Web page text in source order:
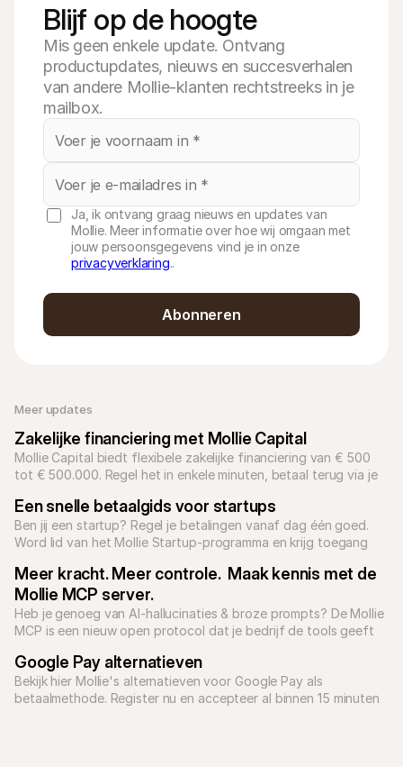
Meer updates
Zakelijke financiering met Mollie Capital
Mollie Capital biedt flexibele zakelijke financiering van € 500
tot € 500.000. Regel het in enkele minuten, betaal terug via je
Een snelle betaalgids voor startups
Ben jij een startup? Regel je betalingen vanaf dag één goed.
Word lid van het Mollie Startup-programma en krijg toegang
Meer kracht. Meer controle.  Maak kennis met de
Mollie MCP server.
Heb je genoeg van AI-hallucinaties & broze prompts? De Mollie
MCP is een nieuw open protocol dat je bedrijf de tools geeft
Google Pay alternatieven
Bekijk hier Mollie's alternatieven voor Google Pay als
betaalmethode. Register nu en accepteer al binnen 15 minuten
Blijf op de hoogte
Mis geen enkele update. Ontvang
productupdates, nieuws en succesverhalen
van andere Mollie-klanten rechtstreeks in je
mailbox.
Ja, ik ontvang graag nieuws en updates van
Mollie. Meer informatie over hoe wij omgaan met
jouw persoonsgegevens vind je in onze
privacyverklaring..
Abonneren